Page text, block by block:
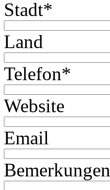
Stadt*
Land
Telefon*
Website
Email
Bemerkungen